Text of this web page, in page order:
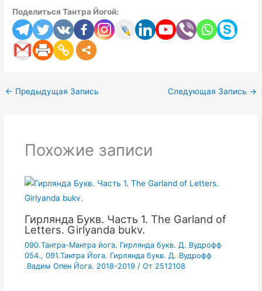
Поделиться Тантра Йогой:
← Предыдущая Запись Следующая Запись →
Похожие записи
Гирлянда Букв. Часть 1. The Garland of
Letters. Girlyanda bukv.
090.Тантра-Мантра йога. Гирлянда букв. Д. Вудрофф
054., 091.Тантра Йога. Гирлянда букв. Д. Вудрофф
.Вадим Опен Йога. 2018-2019 / От 2512108